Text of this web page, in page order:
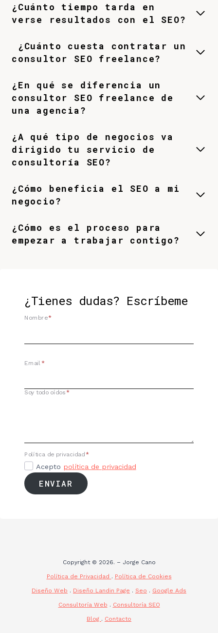
¿Cuánto tiempo tarda en
verse resultados con el SEO?
¿Cuánto cuesta contratar un
consultor SEO freelance?
¿En qué se diferencia un
consultor SEO freelance de
una agencia?
¿A qué tipo de negocios va
dirigido tu servicio de
consultoría SEO?
¿Cómo beneficia el SEO a mi
negocio?
¿Cómo es el proceso para
empezar a trabajar contigo?
¿Tienes dudas? Escríbeme
Nombre*
Email*
Soy todo oídos*
Política de privacidad *
Acepto política de privacidad
ENVIAR
Copyright © 2026. – Jorge Cano
Política de Privacidad . Política de Cookies
Diseño Web . Diseño Landin Page . Seo . Google Ads
Consultoría Web . Consultoría SEO
Blog . Contacto